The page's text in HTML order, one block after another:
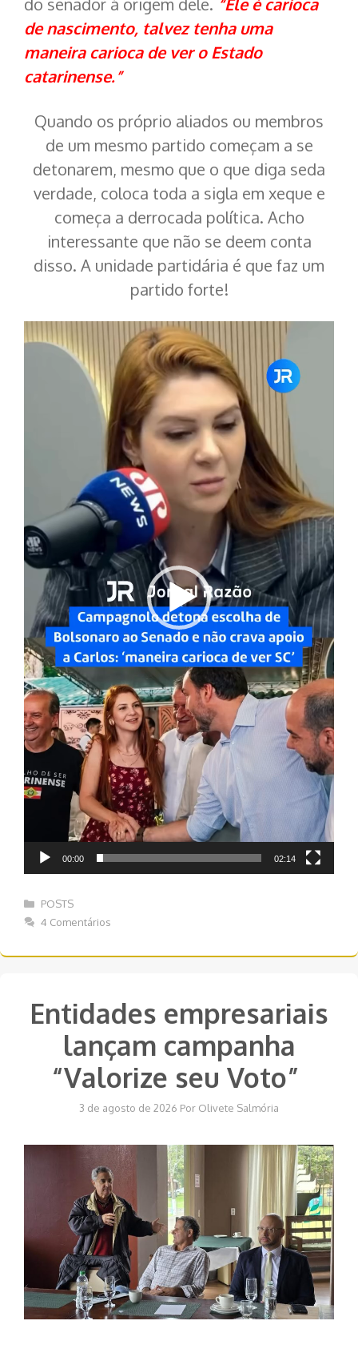
do senador à origem dele. “Ele é carioca
de nascimento, talvez tenha uma
maneira carioca de ver o Estado
catarinense.”
Quando os próprio aliados ou membros
de um mesmo partido começam a se
detonarem, mesmo que o que diga seda
verdade, coloca toda a sigla em xeque e
começa a derrocada política. Acho
interessante que não se deem conta
disso. A unidade partidária é que faz um
partido forte!
Tocador
00:00 02:14
Categorias
POSTS
4 Comentários
Entidades empresariais
lançam campanha
“Valorize seu Voto”
3 de agosto de 2026 Por Olivete Salmória